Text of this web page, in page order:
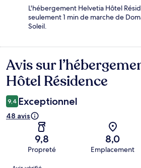
L'hébergement Helvetia Hôtel
seulement 1 min de marche de
Soleil.
Avis
Avis sur
Hôtel Résidence
9,4 Exceptionnel
48 avis
9,8
Propreté
8,0
Emplacement
Avis